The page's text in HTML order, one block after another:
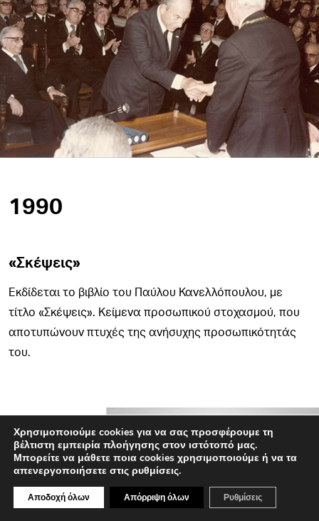
1990
«Σκέψεις»
Εκδίδεται το βιβλίο του Παύλου Κανελλόπουλου, με
τίτλο «Σκέψεις». Κείμενα προσωπικού στοχασμού, που
αποτυπώνουν πτυχές της ανήσυχης προσωπικότητάς
του.
Χρησιμοποιούμε cookies για να σας προσφέρουμε τη
βέλτιστη εμπειρία πλοήγησης στον ιστότοπό μας.
Μπορείτε να μάθετε ποια cookies χρησιμοποιούμε ή να τα
απενεργοποιήσετε στις ρυθμίσεις.
Αποδοχή όλων Απόρριψη όλων Ρυθμίσεις